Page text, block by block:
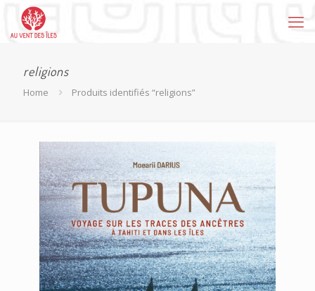
religions
Home Produits identifiés “religions”